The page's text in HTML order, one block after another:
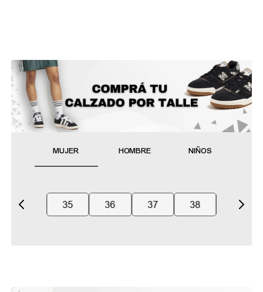
MUJER HOMBRE NIÑOS
35 36 37 38